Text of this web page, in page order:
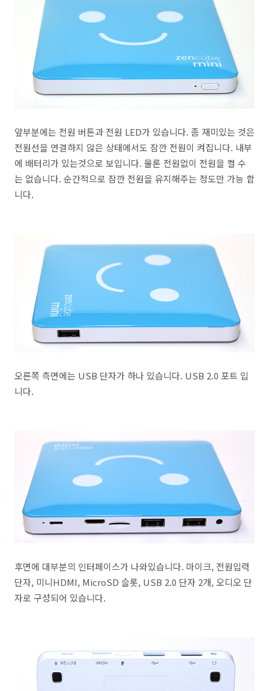
앞부분에는 전원 버튼과 전원 LED가 있습니다. 좀 재미있는 것은
전원선을 연결하지 않은 상태에서도 잠깐 전원이 켜집니다. 내부
에 배터리가 있는것으로 보입니다. 물론 전원없이 전원을 켤 수
는 없습니다. 순간적으로 잠깐 전원을 유지해주는 정도만 가능 합
니다.
오른쪽 측면에는 USB 단자가 하나 있습니다. USB 2.0 포트 입
니다.
후면에 대부분의 인터페이스가 나와있습니다. 마이크, 전원입력
단자, 미니HDMI, MicroSD 슬롯, USB 2.0 단자 2개, 오디오 단
자로 구성되어 있습니다.